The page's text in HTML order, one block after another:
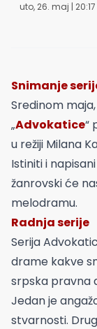
uto, 26. maj | 20:17
Snimanje
Sredinom
„Advokatice“
u režiji Milana
Istiniti i
žanrovski će
melodramu.
Radnja serije
Serija
drame kakve
srpska pravna
Jedan je
stvarnosti.